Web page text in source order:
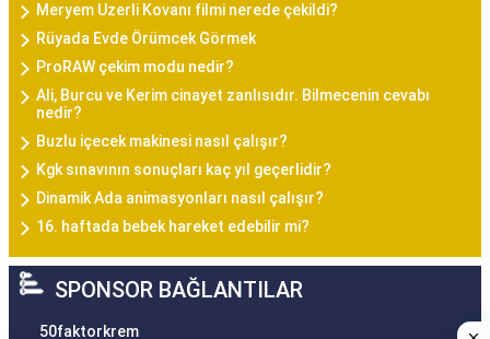
Meryem Uzerli Kovanı filmi nerede çekildi?
Rüyada Evde Örümcek Görmek
ProRAW çekim modu nedir?
Ali, Burcu ve Kerim cinayet zanlısıdır. Bilmecenin cevabı
nedir?
Buzlu içecek makinesi nasıl çalışır?
Kgk sınavının sonuçları kaç yıl geçerlidir?
Dinamik Ada animasyonları nasıl çalışır?
16. haftada bebek hareket edebilir mi?
SPONSOR BAĞLANTILAR
50faktorkrem